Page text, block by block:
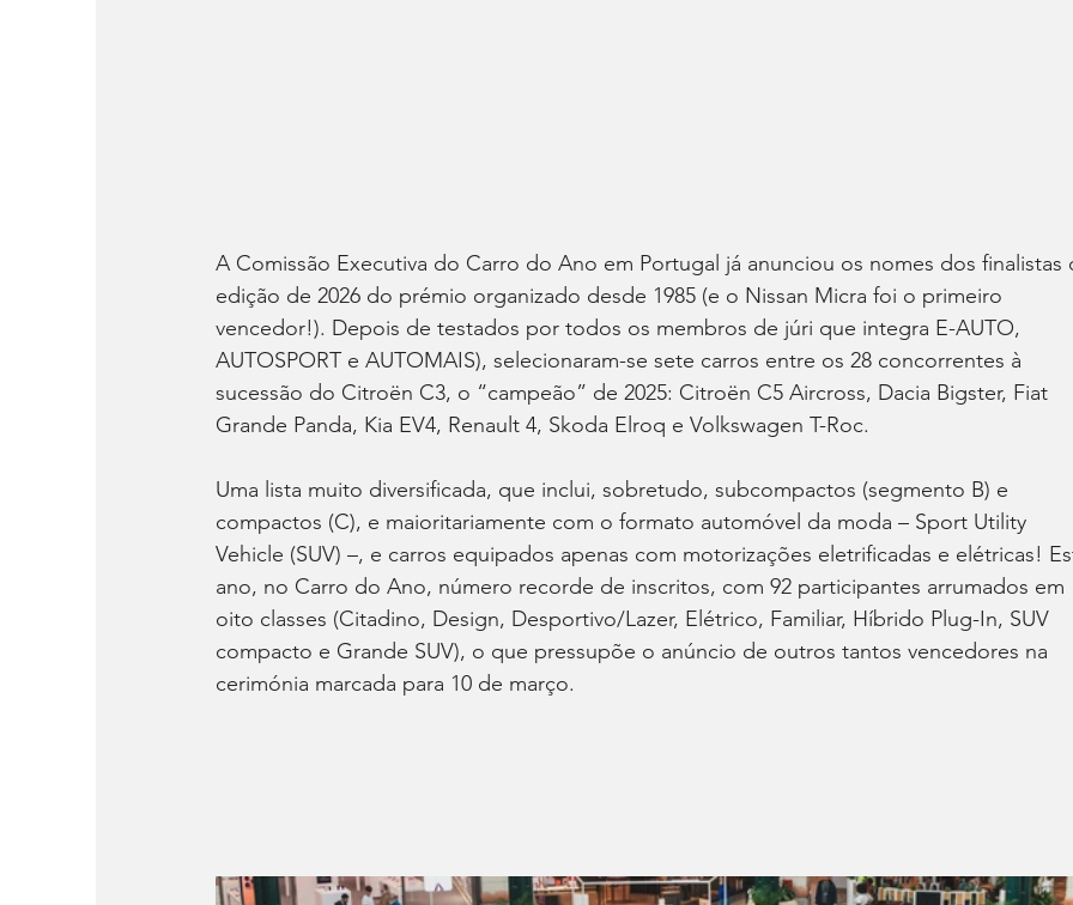
A Comissão Executiva do Carro do Ano em Portugal já anunciou os nomes dos finalistas
edição de 2026 do prémio organizado desde 1985 (e o Nissan Micra foi o primeiro
vencedor!). Depois de testados por todos os membros de júri que integra E-AUTO,
AUTOSPORT e AUTOMAIS), selecionaram-se sete carros entre os 28 concorrentes à
sucessão do Citroën C3, o “campeão” de 2025: Citroën C5 Aircross, Dacia Bigster, Fiat
Grande Panda, Kia EV4, Renault 4, Skoda Elroq e Volkswagen T-Roc.
Uma lista muito diversificada, que inclui, sobretudo, subcompactos (segmento B) e
compactos (C), e maioritariamente com o formato automóvel da moda – Sport Utility
Vehicle (SUV) –, e carros equipados apenas com motorizações eletrificadas e elétricas!
ano, no Carro do Ano, número recorde de inscritos, com 92 participantes arrumados em
oito classes (Citadino, Design, Desportivo/Lazer, Elétrico, Familiar, Híbrido Plug-In, SUV
compacto e Grande SUV), o que pressupõe o anúncio de outros tantos vencedores na
cerimónia marcada para 10 de março.